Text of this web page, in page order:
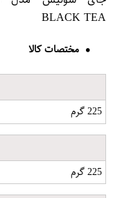
BLACK TEA
مختصات کالا
225 گرم
225 گرم